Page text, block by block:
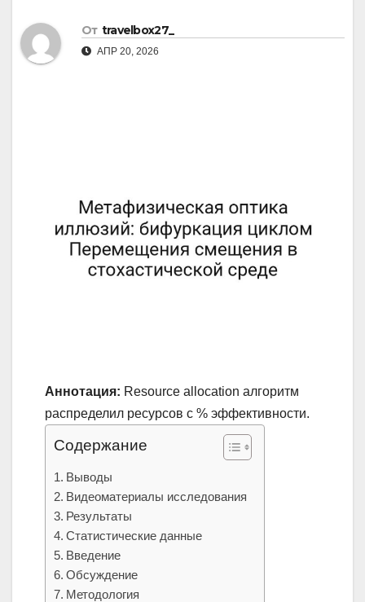
От travelbox27_
АПР 20, 2026
Аннотация: Resource allocation алгоритм
распределил ресурсов с % эффективности.
Содержание
Выводы
Видеоматериалы исследования
Результаты
Статистические данные
Введение
Обсуждение
Методология